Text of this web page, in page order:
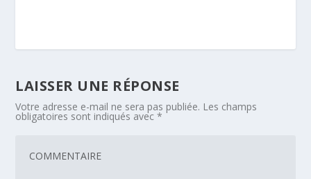
LAISSER UNE RÉPONSE
Votre adresse e-mail ne sera pas publiée. Les champs
obligatoires sont indiqués avec*